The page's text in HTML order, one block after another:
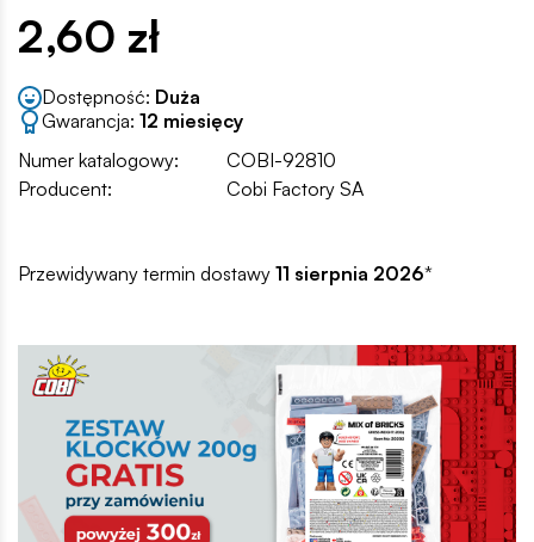
2,60 zł
Dostępność: Duża
Gwarancja: 12 miesięcy
Numer katalogowy:
COBI-92810
Producent:
Cobi Factory SA
Przewidywany termin dostawy 11 sierpnia 2026*